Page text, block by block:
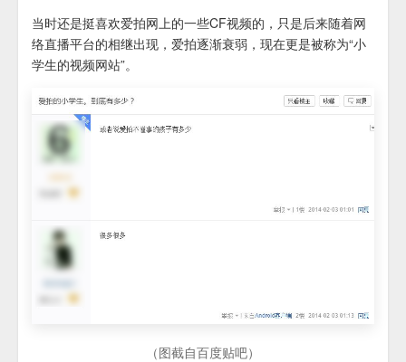
当时还是挺喜欢爱拍网上的一些CF视频的，只是后来随着网
络直播平台的相继出现，爱拍逐渐衰弱，现在更是被称为“小
学生的视频网站”。
（图截自百度贴吧）